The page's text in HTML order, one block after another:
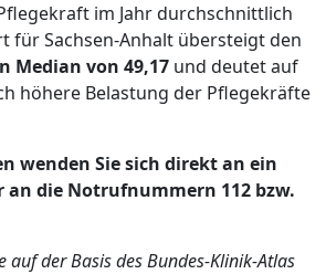
im Jahr durchschnittlich
für Sachsen-Anhalt übersteigt den
Median von 49,17 und deutet auf
höhere Belastung der Pflegekräfte
wenden Sie sich direkt an ein
an die Notrufnummern 112 bzw.
auf der Basis des Bundes-Klinik-Atlas